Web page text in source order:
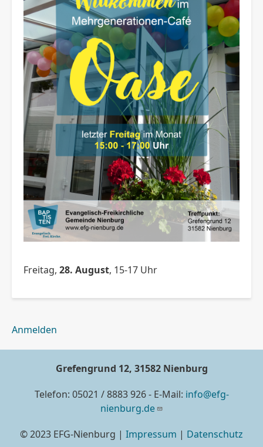
Freitag, 28. August, 15-17 Uhr
Benutzermenü
Anmelden
Grefengrund 12, 31582 Nienburg
Telefon: 05021 / 8883 926 - E-Mail: info@efg-
nienburg.de
© 2023 EFG-Nienburg | Impressum | Datenschutz